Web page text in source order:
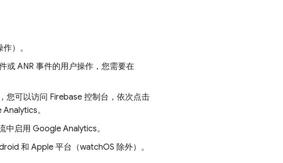
）。
或 ANR 事件的用户操作，您需要在
，您可以访问 Firebase 控制台，依次点击
Analytics。
中启用 Google Analytics。
和 Apple 平台（watchOS 除外）。